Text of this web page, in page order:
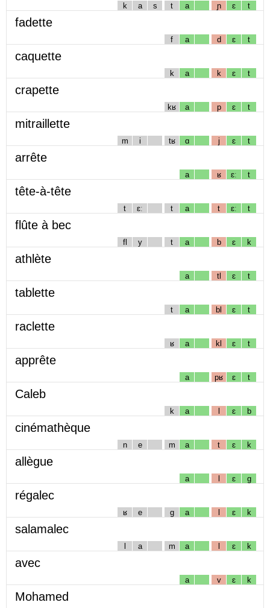
k a s t a ɲ ɛ t
fadette
f a d ɛ t
caquette
k a k ɛ t
crapette
kʁ a p ɛ t
mitraillette
m i tʁ ɑ j ɛ t
arrête
a ʁ ɛː t
tête-à-tête
t ɛː t a t ɛː t
flûte à bec
fl y t a b ɛ k
athlète
a tl ɛ t
tablette
t a bl ɛ t
raclette
ʁ a kl ɛ t
apprête
a pʁ ɛ t
Caleb
k a l ɛ b
cinémathèque
n e m a t ɛ k
allègue
a l ɛ g
régalec
ʁ e g a l ɛ k
salamalec
l a m a l ɛ k
avec
a v ɛ k
Mohamed